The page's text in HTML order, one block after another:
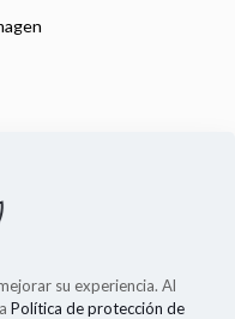
su experiencia. Al
Política de protección de